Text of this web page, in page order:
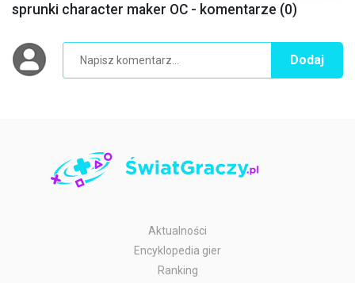
sprunki character maker OC - komentarze (0)
Dodaj
Aktualności
Encyklopedia gier
Ranking